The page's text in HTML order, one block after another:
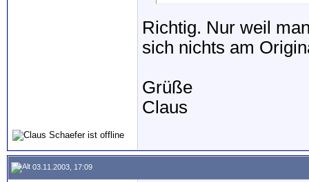
Richtig. Nur weil
sich nichts am
Grüße
Claus
03.11.2003, 17:09